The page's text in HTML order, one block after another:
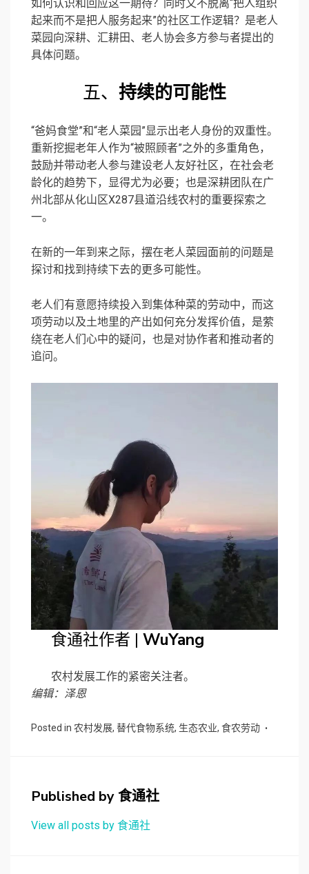
如何认识和回应这一期待？同时又不脱离“把人组织
起来而不是把人服务起来”的社区工作逻辑？是老人
菜园向深耕、汇耕田、老人协会多方参与者提出的
具体问题。
五、 持续的可能性
“爸妈食堂”和“老人菜园”显示出老人身份的双重性。
重新挖掘老年人作为“被照顾者”之外的多重角色，
鼓励并带动老人参与建设老人友好社区，在社会老
龄化的趋势下，显得尤为必要；也是深耕团队在广
州北部从化山区X287县道沿线农村的重要探索之
一。
在新的一年到来之际，摆在老人菜园面前的问题是
探讨和找到持续下去的更多可能性。
老人们有意愿持续投入到集体种菜的劳动中，而这
项劳动以及土地里的产出如何充分发挥价值，是萦
绕在老人们心中的疑问，也是对协作者和推动者的
追问。
食通社作者 | WuYang
农村发展工作的紧密关注者。
编辑：泽恩
Posted in 农村发展, 替代食物系统, 生态农业, 食农劳动
Published by食通社
View all posts by 食通社